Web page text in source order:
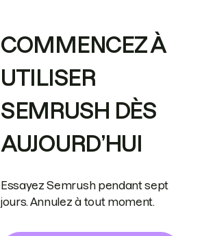
COMMENCEZ À
UTILISER
SEMRUSH DÈS
AUJOURD’HUI
Essayez Semrush pendant sept
jours. Annulez à tout moment.